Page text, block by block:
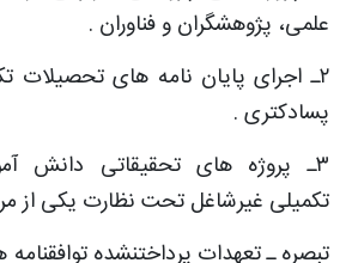
علمی، پژوهشگران و فناوران .
۲ـ اجرای پایان نامه­ های تحصیلات
پسادکتری .
۳ـ پروژه­ های تحقیقاتی دانش
تکمیلی غیرشاغل تحت نظارت یکی از